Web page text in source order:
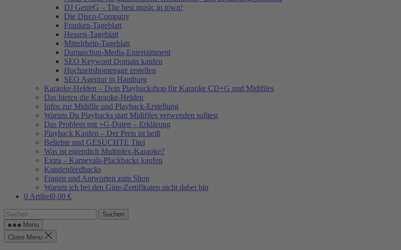
DJ GerreG – The best music in town!
Die Disco-Company
Franken-Tageblatt
Hessen-Tageblatt
Mittelrhein-Tageblatt
Damaschun-Media-Entertainment
SEO Keyword Domain kaufen
Hochzeitshomepage erstellen
SEO Agentur in Hamburg
Karaoke-Helden – Dein Playbackshop für Karaoke CD+G und Midifiles
Das bieten die Karaoke-Helden
Infos zur Midifile und Playback-Erstellung
Warum Du Playbacks statt Midifiles verwenden solltest
Das Problem mit +G-Daten – Erklärung
Playback Kaufen – Der Preis ist heiß
Beliebte und GESUCHTE Titel
Was ist eigentlich Multiplex-Karaoke?
Extra – Karnevals-Plackbacks kaufen
Kundenfeedbacks
Fragen und Antworten zum Shop
Warum ich bei den Güte-Zertifikaten nicht dabei bin
0 Artikel0,00 €
Suchen
nach: Menu
Close Menu